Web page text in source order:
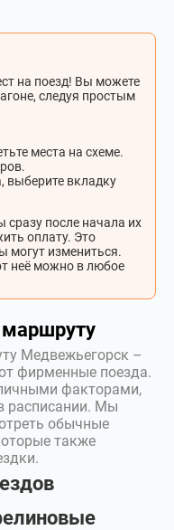
на поезд! Вы можете
следуя простым
места на схеме.
выберите вкладку
после начала их
оплату. Это
могут измениться.
неё можно в любое
Медвежьегорск –
фирменные поезда.
факторами,
расписании. Мы
обычные
также